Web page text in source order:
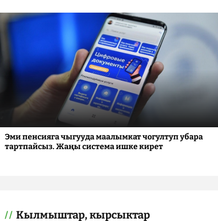
Эми пенсияга чыгууда маалымкат чогултуп убара
тартпайсыз. Жаңы система ишке кирет
Кылмыштар, кырсыктар